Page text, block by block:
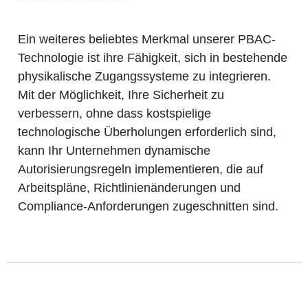
Ein weiteres beliebtes Merkmal unserer PBAC-
Technologie ist ihre Fähigkeit, sich in bestehende
physikalische Zugangssysteme zu integrieren.
Mit der Möglichkeit, Ihre Sicherheit zu
verbessern, ohne dass kostspielige
technologische Überholungen erforderlich sind,
kann Ihr Unternehmen dynamische
Autorisierungsregeln implementieren, die auf
Arbeitspläne, Richtlinienänderungen und
Compliance-Anforderungen zugeschnitten sind.